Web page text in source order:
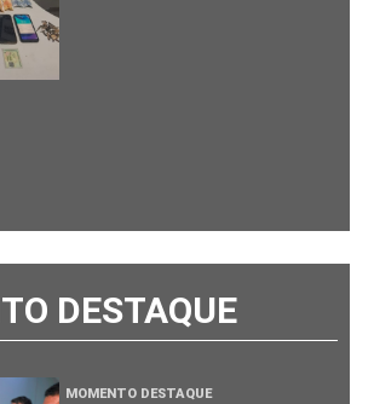
DESTAQUE
MOMENTO DESTAQUE